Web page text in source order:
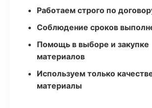
Работаем строго по
Соблюдение сроков
Помощь в выборе и закупке
материалов
Используем только
материалы